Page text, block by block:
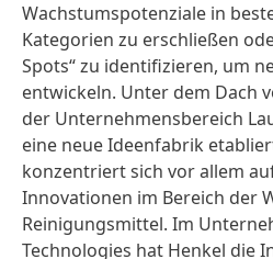
Wachstumspotenziale in
Kategorien zu erschließen
Spots“ zu identifizieren, um
entwickeln. Unter dem Dach
der Unternehmensbereich
eine neue Ideenfabrik
konzentriert sich vor allem
Innovationen im Bereich der
Reinigungsmittel. Im
Technologies hat Henkel die